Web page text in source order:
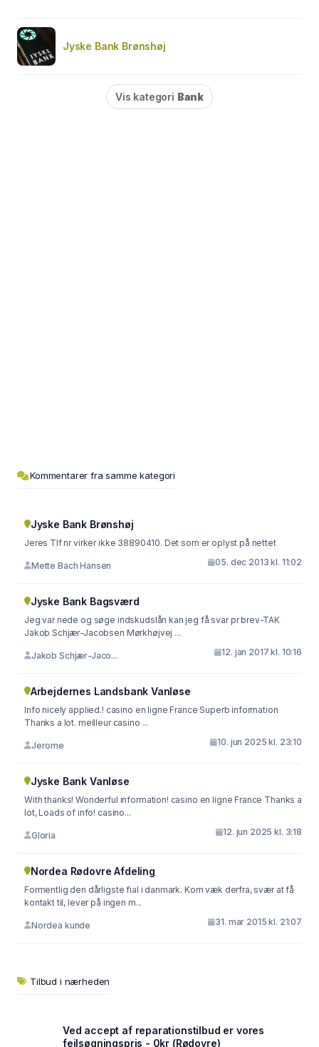
Jyske Bank Brønshøj
Vis kategori Bank
Kommentarer fra samme kategori
Jyske Bank Brønshøj
Jeres Tlf nr virker ikke 38890410. Det som er oplyst på nettet
Mette Bach Hansen 05. dec 2013 kl. 11:02
Jyske Bank Bagsværd
Jeg var nede og søge indskudslån kan jeg få svar pr brev-TAK
Jakob Schjær-Jacobsen Mørkhøjvej ...
Jakob Schjær-Jaco... 12. jan 2017 kl. 10:16
Arbejdernes Landsbank Vanløse
Info nicely applied.! casino en ligne France Superb information
Thanks a lot. meilleur casino ...
Jerome 10. jun 2025 kl. 23:10
Jyske Bank Vanløse
With thanks! Wonderful information! casino en ligne France Thanks a
lot, Loads of info! casino...
Gloria 12. jun 2025 kl. 3:18
Nordea Rødovre Afdeling
Formentlig den dårligste fial i danmark. Kom væk derfra, svær at få
kontakt til, lever på ingen m...
Nordea kunde 31. mar 2015 kl. 21:07
Tilbud i nærheden
Ved accept af reparationstilbud er vores
fejlsøgningspris - 0kr (Rødovre)